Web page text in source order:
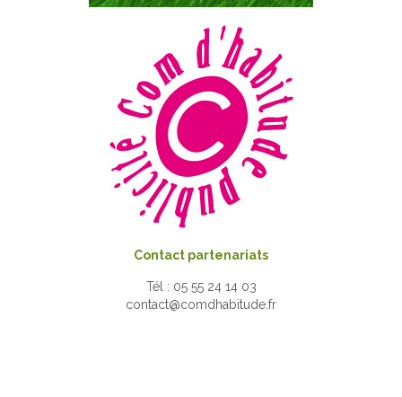
Contact partenariats
Tél : 05 55 24 14 03
contact@comdhabitude.fr